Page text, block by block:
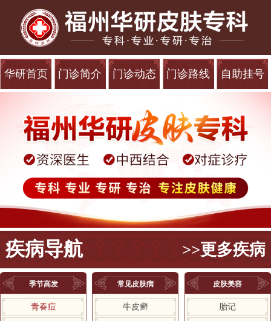
华研首页 门诊简介 门诊动态 门诊路线 自助挂号
疾病导航 >>更多疾病
季节高发
青春痘
常见皮肤病
牛皮癣
皮肤美容
胎记